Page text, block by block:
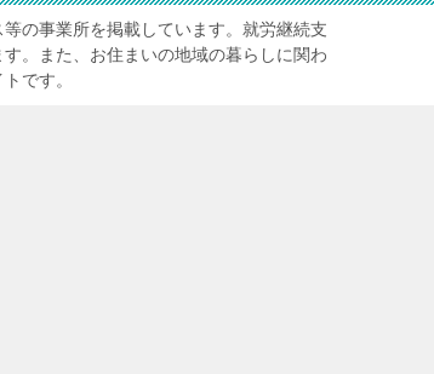
の事業所を掲載しています。就労継続支
。また、お住まいの地域の暮らしに関わ
です。